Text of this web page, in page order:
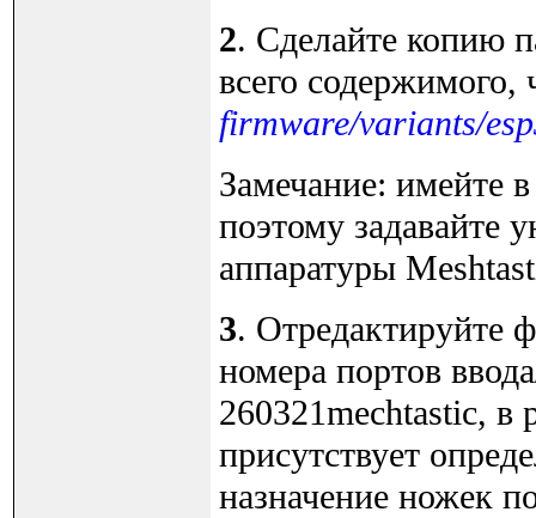
2. Сделайте копию
всего содержимого,
firmware/variants/
Замечание: имейте
поэтому задавайте
аппаратуры
3. Отредактируйте
номера портов
260321mechtastic, в
присутствует
назначение ножек